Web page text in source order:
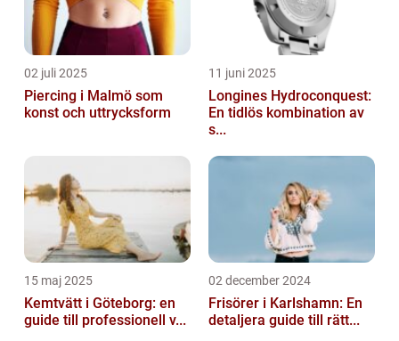
02 juli 2025
Piercing i Malmö som
konst och uttrycksform
11 juni 2025
Longines Hydroconquest:
En tidlös kombination av
s...
15 maj 2025
Kemtvätt i Göteborg: en
guide till professionell v...
02 december 2024
Frisörer i Karlshamn: En
detaljera guide till rätt...